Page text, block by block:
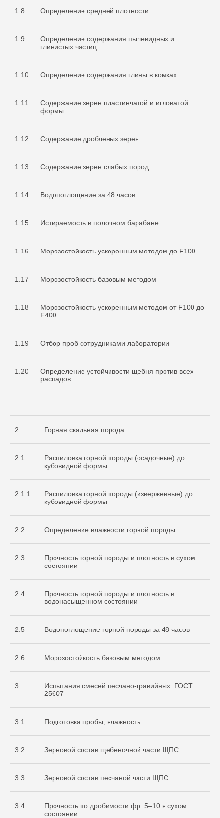
1.8 Определение средней плотности
1.9
Определение содержания пылевидных и
глинистых частиц
1.10 Определение содержания глины в комках
1.11
Содержание зерен пластинчатой и игловатой
формы
1.12 Содержание дробленых зерен
1.13 Содержание зерен слабых пород
1.14 Водопоглощение за 48 часов
1.15 Истираемость в полочном барабане
1.16 Морозостойкость ускоренным методом до F100
1.17 Морозостойкость базовым методом
1.18
Морозостойкость ускоренным методом от F100 до
F400
1.19 Отбор проб сотрудниками лаборатории
1.20
Определение устойчивости щебня против всех
распадов
2 Горная скальная порода
2.1
Распиловка горной породы (осадочные) до
кубовидной формы
2.1.1
Распиловка горной породы (изверженные) до
кубовидной формы
2.2 Определение влажности горной породы
2.3
Прочность горной породы и плотность в сухом
состоянии
2.4
Прочность горной породы и плотность в
водонасыщенном состоянии
2.5 Водопоглощение горной породы за 48 часов
2.6 Морозостойкость базовым методом
3
Испытания смесей песчано-гравийных. ГОСТ
25607
3.1 Подготовка пробы, влажность
3.2 Зерновой состав щебеночной части ЩПС
3.3 Зерновой состав песчаной части ЩПС
3.4
Прочность по дробимости фр. 5–10 в сухом
состоянии